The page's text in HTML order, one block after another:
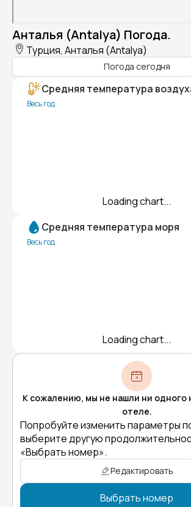
Анталья (Antalya) Погода.
Турция, Анталья (Antalya)
Погода сегодня
Средняя температура
Весь год
Loading chart...
Средняя температура моря
Весь год
Loading chart...
К сожалению, мы не нашли ни одного
отеле.
Попробуйте изменить параметры
выберите другую
«Выбрать номер».
Редактировать
Выбрать номер